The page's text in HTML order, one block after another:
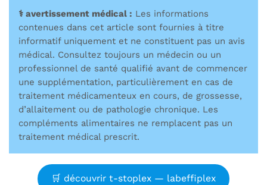
⚕️ avertissement médical : Les informations
contenues dans cet article sont fournies à titre
informatif uniquement et ne constituent pas un avis
médical. Consultez toujours un médecin ou un
professionnel de santé qualifié avant de commencer
une supplémentation, particulièrement en cas de
traitement médicamenteux en cours, de grossesse,
d’allaitement ou de pathologie chronique. Les
compléments alimentaires ne remplacent pas un
traitement médical prescrit.
🛒 découvrir t-stoplex — labeffiplex